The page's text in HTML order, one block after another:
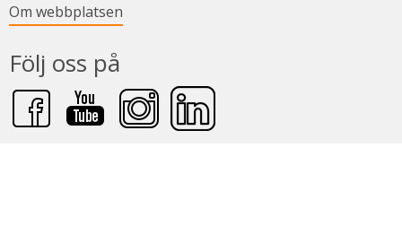
Om webbplatsen
Följ oss på